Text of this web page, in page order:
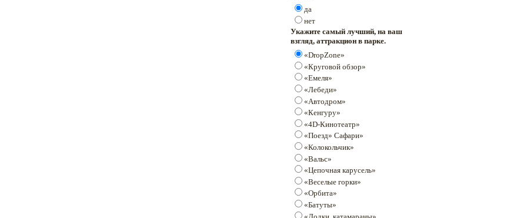
да
нет
Укажите самый лучший, на ваш
взгляд, аттракцион в парке.
«DropZone»
«Круговой обзор»
«Емеля»
«Лебеди»
«Автодром»
«Кенгуру»
«4D-Кинотеатр»
«Поезд» Сафари»
«Колокольчик»
«Вальс»
«Цепочная карусель»
«Веселые горки»
«Орбита»
«Батуты»